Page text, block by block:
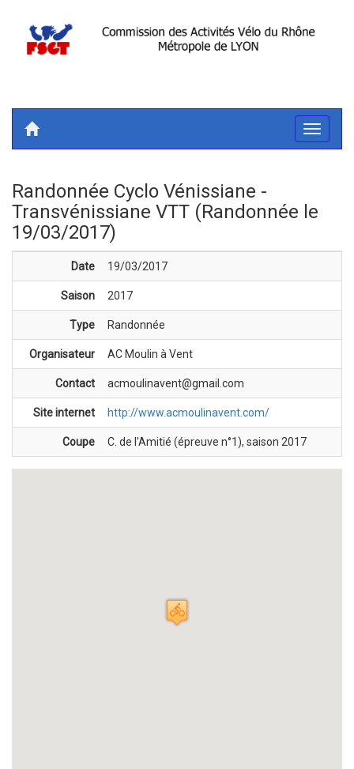
Toggle
Randonnée Cyclo Vénissiane -
Transvénissiane VTT (Randonnée le
19/03/2017)
Date 19/03/2017
Saison 2017
Type Randonnée
Organisateur AC Moulin à Vent
Contact acmoulinavent@gmail.com
Site internet http://www.acmoulinavent.com/
Coupe C. de l'Amitié (épreuve n°1), saison 2017